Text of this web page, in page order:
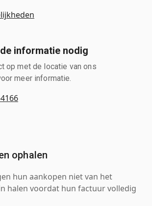
informatie nodig
op met de locatie van ons
meer informatie.
ophalen
hun aankopen niet van het
halen voordat hun factuur volledig